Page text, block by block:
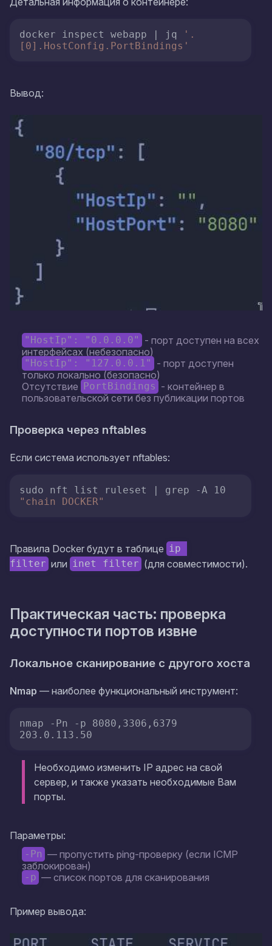
docker inspect webapp | jq
'.
[0].HostConfig.PortBindings'
Вывод:
"HostIp": "0.0.0.0"
- порт доступен на всех
интерфейсах (небезопасно)
"HostIp": "127.0.0.1"
- порт доступен
только локально (безопасно)
Отсутствие
PortBindings - контейнер в
пользовательской сети без публикации портов
Проверка через nftables
Если система использует nftables:
"chain DOCKER"
Правила Docker будут в таблице ip
filter или inet filter (для совместимости).
Практическая часть: проверка
доступности портов извне
Локальное сканирование с другого хоста
Nmap — наиболее функциональный инструмент:
nmap -Pn -p 8080,3306,6379
203.0.113.50
Необходимо изменить IP адрес на свой
сервер, и также указать необходимые Вам
порты.
Параметры:
-Pn — пропустить ping-проверку (если ICMP
заблокирован)
-p — список портов для сканирования
Пример вывода: